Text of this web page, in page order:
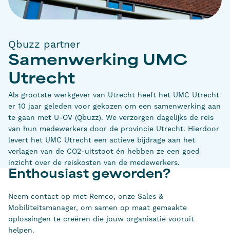
Qbuzz partner
Samenwerking UMC
Utrecht
Als grootste werkgever van Utrecht heeft het UMC Utrecht
er 10 jaar geleden voor gekozen om een samenwerking aan
te gaan met U-OV (Qbuzz). We verzorgen dagelijks de reis
van hun medewerkers door de provincie Utrecht. Hierdoor
levert het UMC Utrecht een actieve bijdrage aan het
verlagen van de CO2-uitstoot én hebben ze een goed
inzicht over de reiskosten van de medewerkers.
Enthousiast geworden?
Neem contact op met Remco, onze Sales &
Mobiliteitsmanager, om samen op maat gemaakte
oplossingen te creëren die jouw organisatie vooruit
helpen.